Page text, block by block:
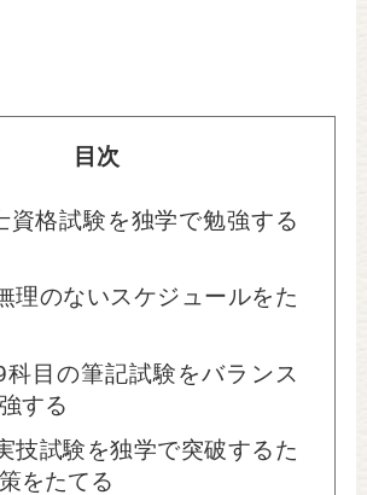
目次
資格試験を独学で勉強する
理のないスケジュールをた
科目の筆記試験をバランス
する
技試験を独学で突破するた
をたてる